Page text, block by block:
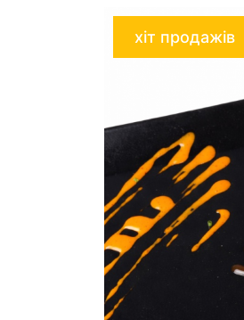
хіт продажів